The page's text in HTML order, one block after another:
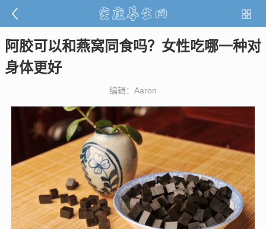
阿胶可以和燕窝同食吗？女性吃哪一种对
身体更好
编辑：Aaron